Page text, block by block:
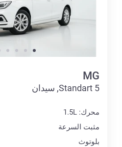
MG
5 Standart, سيدان
محرك: 1.5L
مثبت السرعة
بلوتوث